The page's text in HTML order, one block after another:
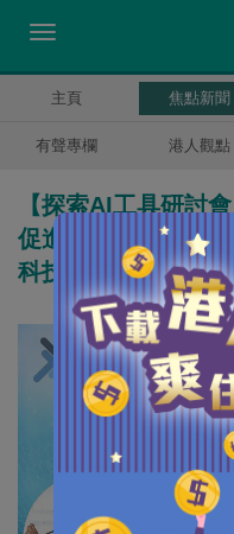
主頁 焦點新聞
有聲專欄 港人觀點
【探索AI工具研討
促進國家現代化強
科技政策方向